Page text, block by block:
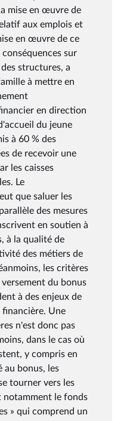
mise en œuvre de
aux emplois et
en œuvre de ce
sur
structures, a
à mettre en
en direction
du jeune
à 60 % des
de recevoir une
les caisses
Le
que saluer les
des mesures
en soutien à
à la qualité de
des métiers de
les critères
du bonus
à des enjeux de
Une
n'est donc pas
dans le cas où
y compris en
au bonus, les
tourner vers les
notamment le fonds
» qui comprend un